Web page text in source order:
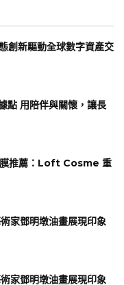
創新驅動全球數字資產交
點 用陪伴與關懷，讓長
推薦：Loft Cosme 重
家鄧明墩油畫展現印象
家鄧明墩油畫展現印象